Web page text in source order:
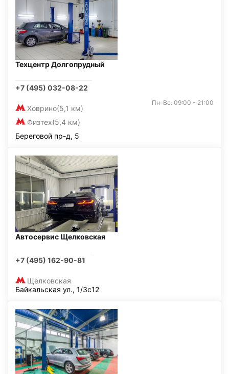
Техцентр Долгопрудный
+7 (495) 032-08-22
Ховрино(5,1 км)
Физтех(5,4 км)
Пн-Вс: 09:00 - 21:00
Береговой пр-д, 5
Автосервис Щелковская
+7 (495) 162-90-81
Щелковская
Байкальская ул., 1/3с12